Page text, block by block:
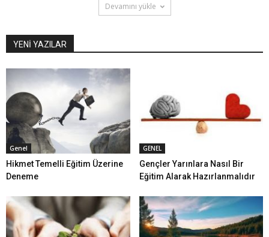
Devamını yükle
YENİ YAZILAR
Genel
Hikmet Temelli Eğitim Üzerine
Deneme
GENEL
Gençler Yarınlara Nasıl Bir
Eğitim Alarak Hazırlanmalıdır